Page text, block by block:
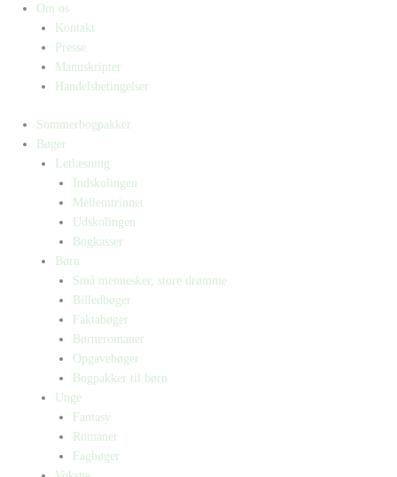
Om os
Kontakt
Presse
Manuskripter
Handelsbetingelser
Sommerbogpakker
Bøger
Letlæsning
Indskolingen
Mellemtrinnet
Udskolingen
Bogkasser
Børn
Små mennesker, store drømme
Billedbøger
Faktabøger
Børneromaner
Opgavebøger
Bogpakker til børn
Unge
Fantasy
Romaner
Fagbøger